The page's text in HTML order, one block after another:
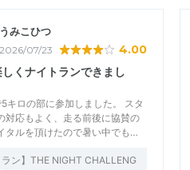
うみこひつ
2026/07/23 4.00
くナイトランできまし
キロの部に参加しました。 スタ
対応もよく、走る前後に協賛の
タルを頂けたので暑い中でも…
ラン】THE NIGHT CHALLENG